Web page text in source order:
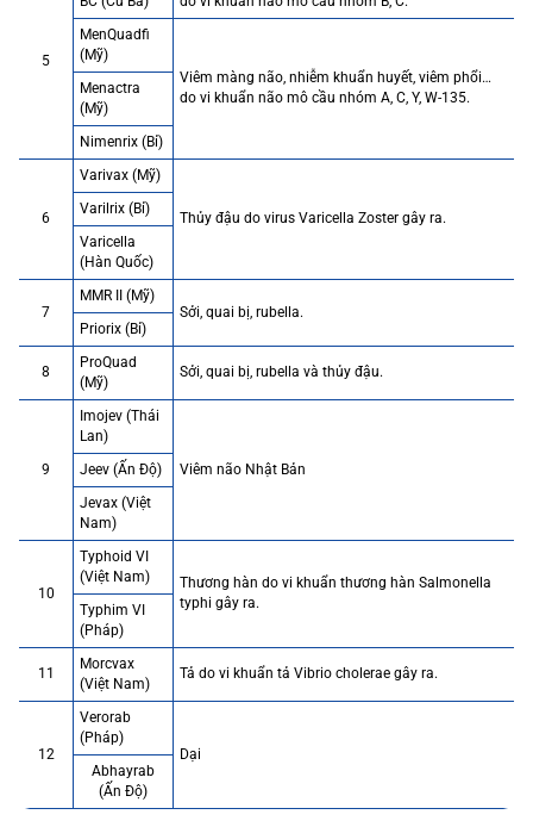
5
MenQuadfi
(Mỹ)
Viêm màng não, nhiễm khuẩn huyết, viêm phổi…
do vi khuẩn não mô cầu nhóm A, C, Y, W-135.
Menactra
(Mỹ)
Nimenrix (Bỉ)
6
Varivax (Mỹ)
Thủy đậu do virus Varicella Zoster gây ra.
Varilrix (Bỉ)
Varicella
(Hàn Quốc)
7
MMR II (Mỹ)
Sởi, quai bị, rubella.
Priorix (Bỉ)
8
ProQuad
(Mỹ)
Sởi, quai bị, rubella và thủy đậu.
9
Imojev (Thái
Lan)
Viêm não Nhật Bản
Jeev (Ấn Độ)
Jevax (Việt
Nam)
10
Typhoid VI
(Việt Nam)
Thương hàn do vi khuẩn thương hàn Salmonella
typhi gây ra.
Typhim VI
(Pháp)
11
Morcvax
(Việt Nam)
Tả do vi khuẩn tả Vibrio cholerae gây ra.
12
Verorab
(Pháp)
Dại
Abhayrab
(Ấn Độ)